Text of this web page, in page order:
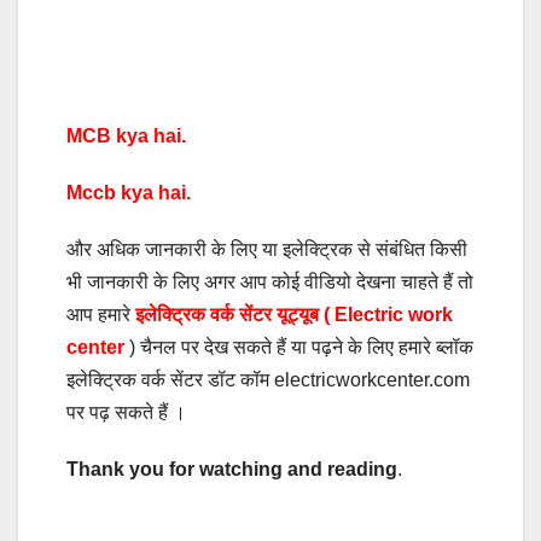
MCB kya hai.
Mccb kya hai.
और अधिक जानकारी के लिए या इलेक्ट्रिक से संबंधित किसी
भी जानकारी के लिए अगर आप कोई वीडियो देखना चाहते हैं तो
आप हमारेइलेक्ट्रिक वर्क सेंटर यूट्यूब ( Electric work
center ) चैनल पर देख सकते हैं या पढ़ने के लिए हमारे ब्लॉक
इलेक्ट्रिक वर्क सेंटर डॉट कॉम electricworkcenter.com
पर पढ़ सकते हैं ।
Thank you for watching and reading.